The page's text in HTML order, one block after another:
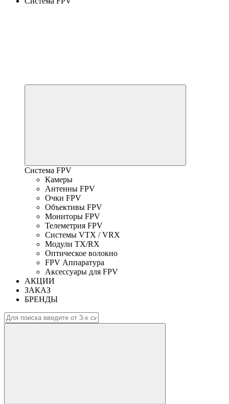
Система FPV
Камеры
Антенны FPV
Очки FPV
Объективы FPV
Мониторы FPV
Телеметрия FPV
Системы VTX / VRX
Модули TX/RX
Оптическое волокно
FPV Аппаратура
Аксессуары для FPV
АКЦИИ
ЗАКАЗ
БРЕНДЫ